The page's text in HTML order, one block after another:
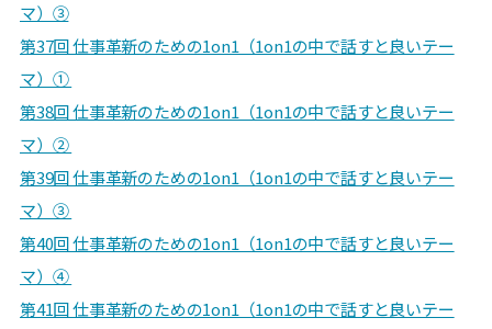
マ）③
第37回 仕事革新のための1on1（1on1の中で話すと良いテー
マ）①
第38回 仕事革新のための1on1（1on1の中で話すと良いテー
マ）②
第39回 仕事革新のための1on1（1on1の中で話すと良いテー
マ）③
第40回 仕事革新のための1on1（1on1の中で話すと良いテー
マ）④
第41回 仕事革新のための1on1（1on1の中で話すと良いテー